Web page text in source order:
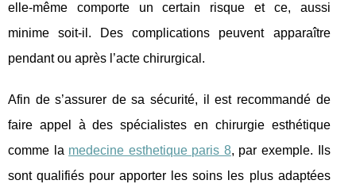
elle-même comporte un certain risque et ce, aussi
minime soit-il. Des complications peuvent apparaître
pendant ou après l’acte chirurgical.
Afin de s’assurer de sa sécurité, il est recommandé de
faire appel à des spécialistes en chirurgie esthétique
comme la medecine esthetique paris 8, par exemple. Ils
sont qualifiés pour apporter les soins les plus adaptées